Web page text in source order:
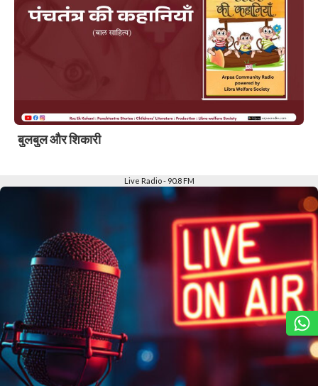
बुलबुल और शिकारी
Live Radio - 90.8 FM